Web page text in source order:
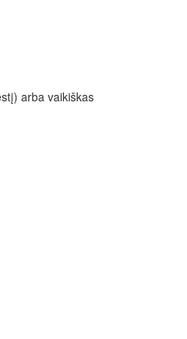
arba vaikiškas